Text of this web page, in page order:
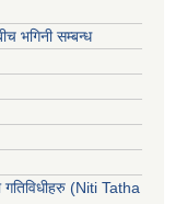
भगिनी सम्बन्ध
गतिविधीहरु (Niti Tatha